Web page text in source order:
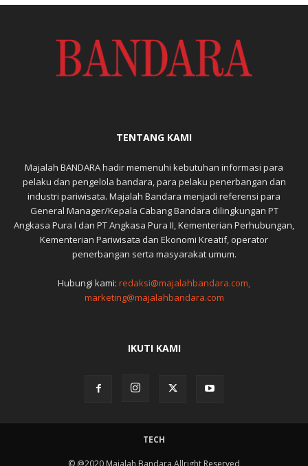
TENTANG KAMI
Majalah BANDARA hadir memenuhi kebutuhan informasi para
pelaku dan pengelola bandara, para pelaku penerbangan dan
industri pariwisata. Majalah Bandara menjadi referensi para
General Manager/Kepala Cabang Bandara dilingkungan PT
Angkasa Pura I dan PT Angkasa Pura II, Kementerian Perhubungan,
Kementerian Pariwisata dan Ekonomi Kreatif, operator
penerbangan serta masyarakat umum.
Hubungi kami: redaksi@majalahbandara.com,
marketing@majalahbandara.com
IKUTI KAMI
TECH